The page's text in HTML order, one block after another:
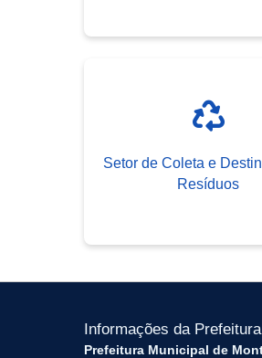
Setor de Coleta e
Resíduos
Informações da Prefeitura
Prefeitura Municipal de